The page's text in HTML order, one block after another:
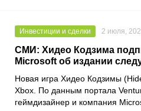
Инвестиции и сделки 2 июля,
СМИ: Хидео Кодзима
Microsoft об издании
Новая игра Хидео Кодзимы
Xbox . По данным портала
геймдизайнер и компания